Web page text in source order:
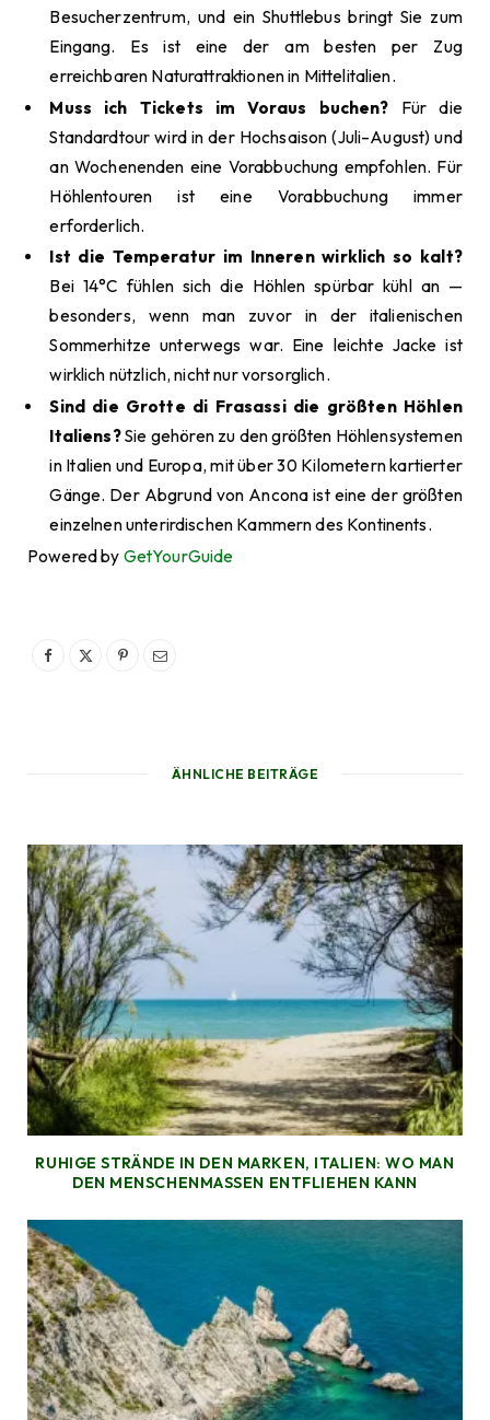
Besucherzentrum, und ein Shuttlebus bringt Sie zum
Eingang. Es ist eine der am besten per Zug
erreichbaren Naturattraktionen in Mittelitalien.
Muss ich Tickets im Voraus buchen? Für die
Standardtour wird in der Hochsaison (Juli–August) und
an Wochenenden eine Vorabbuchung empfohlen. Für
Höhlentouren ist eine Vorabbuchung immer
erforderlich.
Ist die Temperatur im Inneren wirklich so kalt?
Bei 14°C fühlen sich die Höhlen spürbar kühl an —
besonders, wenn man zuvor in der italienischen
Sommerhitze unterwegs war. Eine leichte Jacke ist
wirklich nützlich, nicht nur vorsorglich.
Sind die Grotte di Frasassi die größten Höhlen
Italiens?Sie gehören zu den größten Höhlensystemen
in Italien und Europa, mit über 30 Kilometern kartierter
Gänge. Der Abgrund von Ancona ist eine der größten
einzelnen unterirdischen Kammern des Kontinents.
Powered by GetYourGuide
ÄHNLICHE BEITRÄGE
RUHIGE STRÄNDE IN DEN MARKEN, ITALIEN: WO MAN
DEN MENSCHENMASSEN ENTFLIEHEN KANN